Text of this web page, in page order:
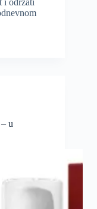
i održati
u